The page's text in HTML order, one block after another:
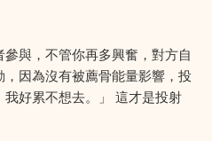
與，不管你再多興奮，對方自
因為沒有被薦骨能量影響，投
好累不想去。」 這才是投射